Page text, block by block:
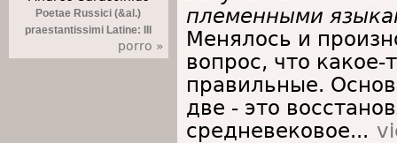
племенными
Менялось и
вопрос, что
правильные.
две - это
средневековое...
Poetae Russici (&al.)
praestantissimi Latine: III
porro »